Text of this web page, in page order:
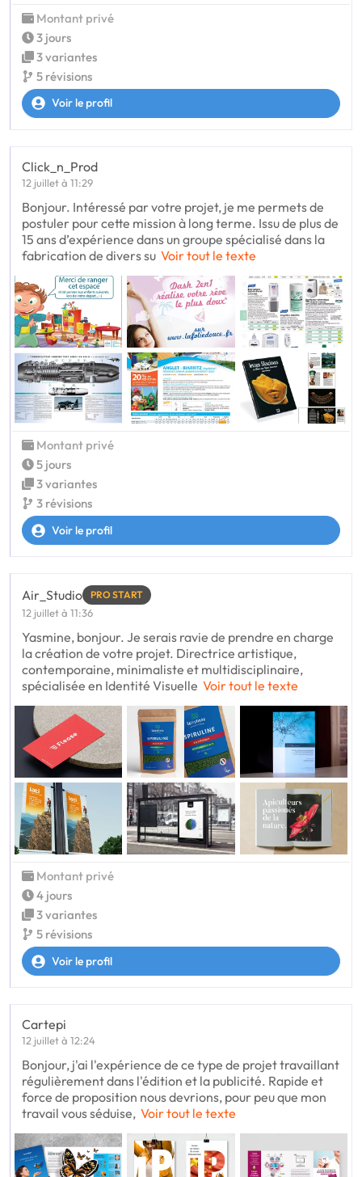
Montant privé
3 jours
3 variantes
5 révisions
Voir le profil
Click_n_Prod
12 juillet à 11:29
Bonjour. Intéressé par votre projet, je me permets de
postuler pour cette mission à long terme. Issu de plus de
15 ans d’expérience dans un groupe spécialisé dans la
fabrication de divers su Voir tout le texte
Montant privé
5 jours
3 variantes
3 révisions
Voir le profil
Air_Studio PRO START
12 juillet à 11:36
Yasmine, bonjour. Je serais ravie de prendre en charge
la création de votre projet. Directrice artistique,
contemporaine, minimaliste et multidisciplinaire,
spécialisée en Identité Visuelle Voir tout le texte
Montant privé
4 jours
3 variantes
5 révisions
Voir le profil
Cartepi
12 juillet à 12:24
Bonjour, j'ai l'expérience de ce type de projet travaillant
régulièrement dans l'édition et la publicité. Rapide et
force de proposition nous devrions, pour peu que mon
travail vous séduise, Voir tout le texte